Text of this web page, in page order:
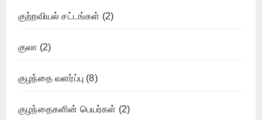
குற்றவியல் சட்டங்கள் (2)
குலா (2)
குழந்தை வளர்ப்பு (8)
குழந்தைகளின் பெயர்கள் (2)